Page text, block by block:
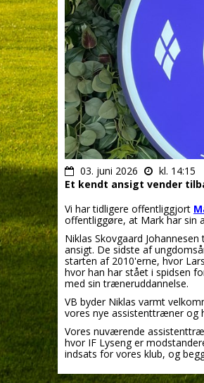
03. juni 2026
kl. 14:15
Et kendt ansigt vender
Vi har tidligere offentliggjort
offentliggøre, at Mark har sin
Niklas Skovgaard
ansigt. De sidste af
starten af 2010'erne, hvor
hvor han har stået i spidsen
med sin træneruddannelse.
VB byder Niklas varmt
vores nye assistenttræner og
Vores nuværende
hvor IF Lyseng er
indsats for vores klub, og